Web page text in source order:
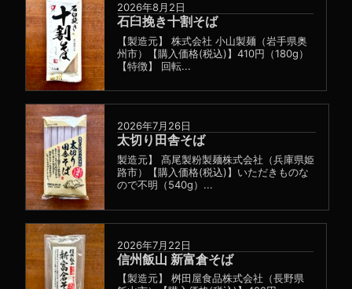
2026年8月2日
石臼挽き十割そば
【製造元】 株式会社 小山製麺（岩手県奥
州市）【購入価格(税込)】410円（180g）
【特徴】 回転...
2026年7月26日
太切り田舎そば
製造元】 髙尾製粉製麺株式会社（兵庫県姫
路市）【購入価格(税込)】いただきものな
ので不明（540g）...
2026年7月22日
信州飯山 新富倉そば
【製造元】 桝田屋食品株式会社（長野県